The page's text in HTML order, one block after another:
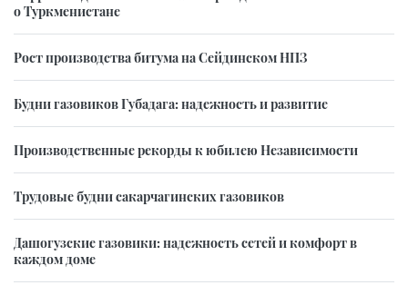
о Туркменистане
Рост производства битума на Сейдинском НПЗ
Будни газовиков Губадага: надежность и развитие
Производственные рекорды к юбилею Независимости
Трудовые будни сакарчагинских газовиков
Дашогузские газовики: надежность сетей и комфорт в
каждом доме